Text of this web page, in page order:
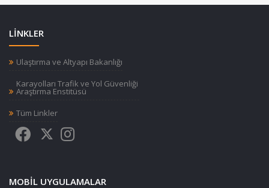
LİNKLER
Ulaştırma ve Altyapı Bakanlığı
Karayolları Trafik ve Yol Güvenliği
Araştırma Enstitüsü
Tüm Linkler
MOBIL UYGULAMALAR